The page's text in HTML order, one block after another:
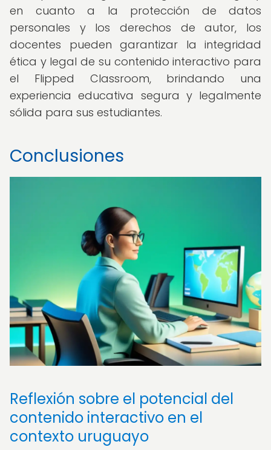
en cuanto a la protección de datos
personales y los derechos de autor, los
docentes pueden garantizar la integridad
ética y legal de su contenido interactivo para
el Flipped Classroom, brindando una
experiencia educativa segura y legalmente
sólida para sus estudiantes.
Conclusiones
Reflexión sobre el potencial del
contenido interactivo en el
contexto uruguayo